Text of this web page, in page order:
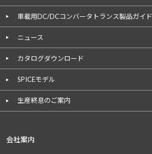
車載用DC/DCコンバータトランス製品ガイド
ニュース
カタログダウンロード
SPICEモデル
生産終息のご案内
会社案内